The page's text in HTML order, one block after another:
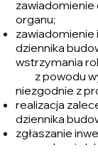
zawiadomienie
organu;
dziennika
wstrzymania
z powodu
niezgodnie z
realizacja
dziennika
zgłaszanie
sprawdzenia